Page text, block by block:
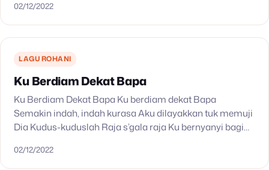
bagiMu Chorus: Aku menyembahMu, Yesusku Yang ada
di…
02/12/2022
LAGU ROHANI
Ku Berdiam Dekat Bapa
Ku Berdiam Dekat Bapa Ku berdiam dekat Bapa
Semakin indah, indah kurasa Aku dilayakkan tuk memuji
Dia Kudus-kuduslah Raja s’gala raja Ku bernyanyi bagi
kunaikkan jiwaku…
02/12/2022